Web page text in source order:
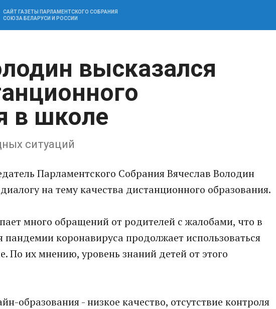
САЙТ ГАЗЕТЫ ПАРЛАМЕНТСКОГО СОБРАНИЯ
СОЮЗА БЕЛАРУСИ И РОССИИ
высказался
в школе
ситуаций
Парламентского Собрания Вячеслав Володин
на тему качества дистанционного образования.
много обращений от родителей с жалобами, что в
коронавируса продолжает использоваться
По их мнению, уровень знаний детей от этого
образования - низкое качество, отсутствие контроля